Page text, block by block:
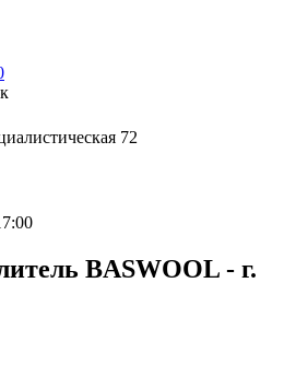
72
BASWOOL - г.